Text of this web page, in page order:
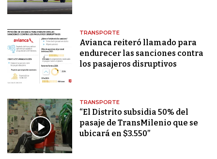
TRANSPORTE
Avianca reiteró llamado para
endurecer las sanciones contra
los pasajeros disruptivos
TRANSPORTE
“El Distrito subsidia 50% del
pasaje de TransMilenio que se
ubicará en $3.550”